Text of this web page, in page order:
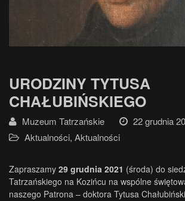
URODZINY TYTUSA
CHAŁUBIŃSKIEGO
Muzeum Tatrzańskie
22 grudnia
Aktualności, Aktualności
Zapraszamy 29 grudnia 2021 (środa) do
Tatrzańskiego na Kozińcu na wspólne
naszego Patrona – doktora Tytusa